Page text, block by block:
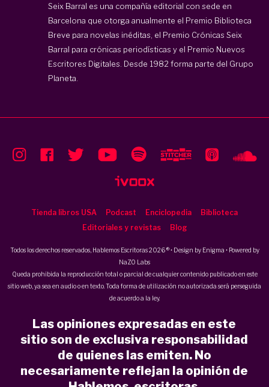
Seix Barral es una compañía editorial con sede en
Barcelona que otorga anualmente el Premio Biblioteca
Breve para novelas inéditas, el Premio Crónicas Seix
Barral para crónicas periodísticas y el Premio Nuevos
Escritores Digitales. Desde 1982 forma parte del Grupo
Planeta.
Tienda libros USA Podcast Enciclopedia
Biblioteca
Editoriales y revistas
Blog
Todos los derechos reservados, Hablemos Escritoras 2026 ® • Design by Enigma • Powered by
NaZO Labs
Queda prohibida la reproducción total o parcial de cualquier contenido publicado en este
sitio web, ya sea en audio o en texto. Toda forma de utilización no autorizada será perseguida
de acuerdo a la ley.
Las opiniones expresadas en este
sitio son de exclusiva responsabilidad
de quienes las emiten. No
necesariamente reflejan la opinión de